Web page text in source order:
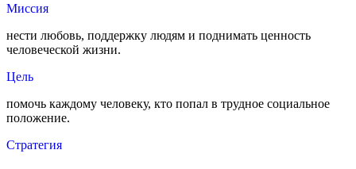
Миссия
нести любовь, поддержку людям и поднимать ценность
человеческой жизни.
Цель
помочь каждому человеку, кто попал в трудное социальное
положение.
Стратегия